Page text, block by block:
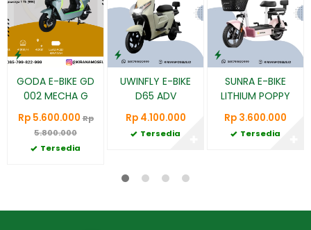
GODA E-BIKE GD
002 MECHA G
Rp 5.600.000 Rp
5.800.000
Tersedia
UWINFLY E-BIKE
D65 ADV
Rp 4.100.000
Tersedia
SUNRA E-BIKE
LITHIUM POPPY
Rp 3.600.000
Tersedia